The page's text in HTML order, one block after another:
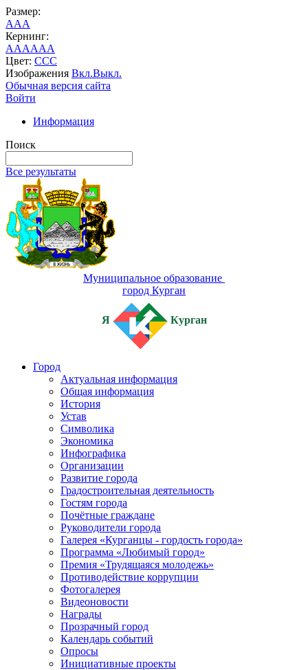
Размер:
AAA
Кернинг:
AAAAAA
Цвет: CCC
Изображения Вкл.Выкл.
Обычная версия сайта
Войти
Информация
Поиск
Все результаты
Муниципальное образование
город Курган
Я Курган
Город
Актуальная информация
Общая информация
История
Устав
Символика
Экономика
Инфографика
Организации
Развитие города
Градостроительная деятельность
Гостям города
Почётные граждане
Руководители города
Галерея «Курганцы - гордость города»
Программа «Любимый город»
Премия «Трудящаяся молодежь»
Противодействие коррупции
Фотогалерея
Видеоновости
Награды
Прозрачный город
Календарь событий
Опросы
Инициативные проекты